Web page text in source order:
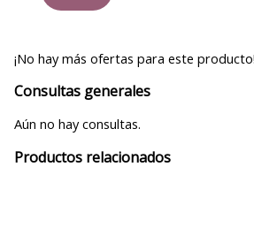
¡No hay más ofertas para este producto!
Consultas generales
Aún no hay consultas.
Productos relacionados